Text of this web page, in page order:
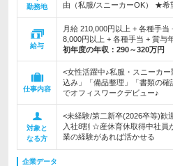
勤務地
由（私服/スニーカーOK） ★希
給与
月給 210,000円以上 + 各種手
8,000円以上 + 各種手当 + 賞与
初年度の年収： 290～320万円
仕事内容
<女性活躍中♪私服・スニーカ
込み」「備品整理」「書類の
でオフィスワークデビュー♪
対象と
なる方
<未経験/第二新卒(2026卒等)
入社8割 ☆産休育休取得中社員
業の経験があれば活かせる
企業データ